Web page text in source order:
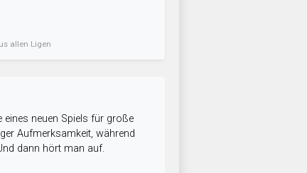
allen Ligen
eines neuen Spiels für große
Aufmerksamkeit, während
dann hört man auf.